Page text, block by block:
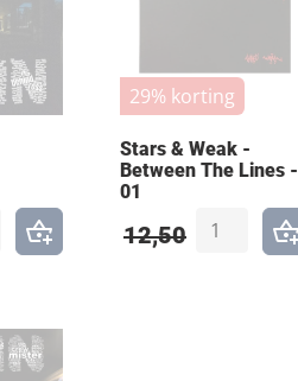
29% korting
Stars & Weak -
Between The Lines -
01
12,50